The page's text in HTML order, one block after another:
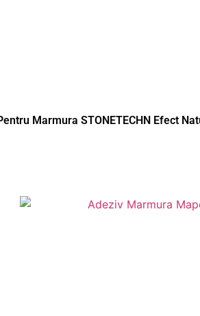
Marmura STONETECHN Efect